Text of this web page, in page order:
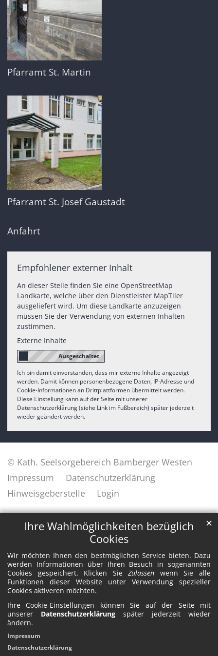
Ihre Wahlmöglichkeiten bezüglich
Cookies
Wir möchten Ihnen den bestmöglichen Service bieten. Dazu
werden Informationen über Ihren Besuch in sogenannten
Cookies gespeichert. Klicken SieZulassen wenn Sie alle
Funktionen dieser Website unter Verwendung spezieller
Cookies aktiveren möchten.
Ihre Cookie-Einstellungen können Sie auf der Seite mit
unserer Datenschutzerklärung später jederzeit wieder
ändern.
✕
Impressum
Datenschutzerklärung
Pfarramt St. Martin
Pfarramt St. Josef Gaustadt
Anfahrt
Empfohlener externer Inhalt
An dieser Stelle finden Sie eine OpenStreetMap
Landkarte, welche über den Dienstleister MapTiler
ausgeliefert wird. Um diese Landkarte anzuzeigen
müssen Sie der Verwendung von externen Inhalten
zustimmen.
Externe Inhalte
Ich bin damit einverstanden, dass mir externe Inhalte angezeigt
werden. Damit können personenbezogene Daten, IP-Adresse und
Cookie-Informationen an Drittplattformen übermittelt werden.
Diese Einstellung kann auf der Seite mit unserer
Datenschutzerklärung (siehe Link im Fußbereich) später jederzeit
wieder geändert werden.
© Kath. Seelsorgebereich Bamberger Westen
Impressum
Datenschutzerklärung
Hinweisgeberstelle
Login